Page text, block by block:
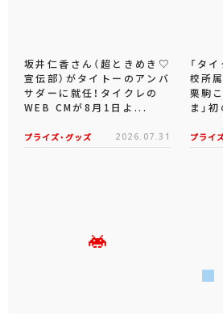
遊☆戯☆王デュエルモンスタ
ーズ